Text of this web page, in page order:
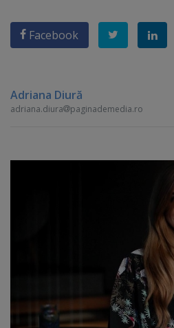
Facebook
Adriana Diură
adriana.diura paginademedia.ro